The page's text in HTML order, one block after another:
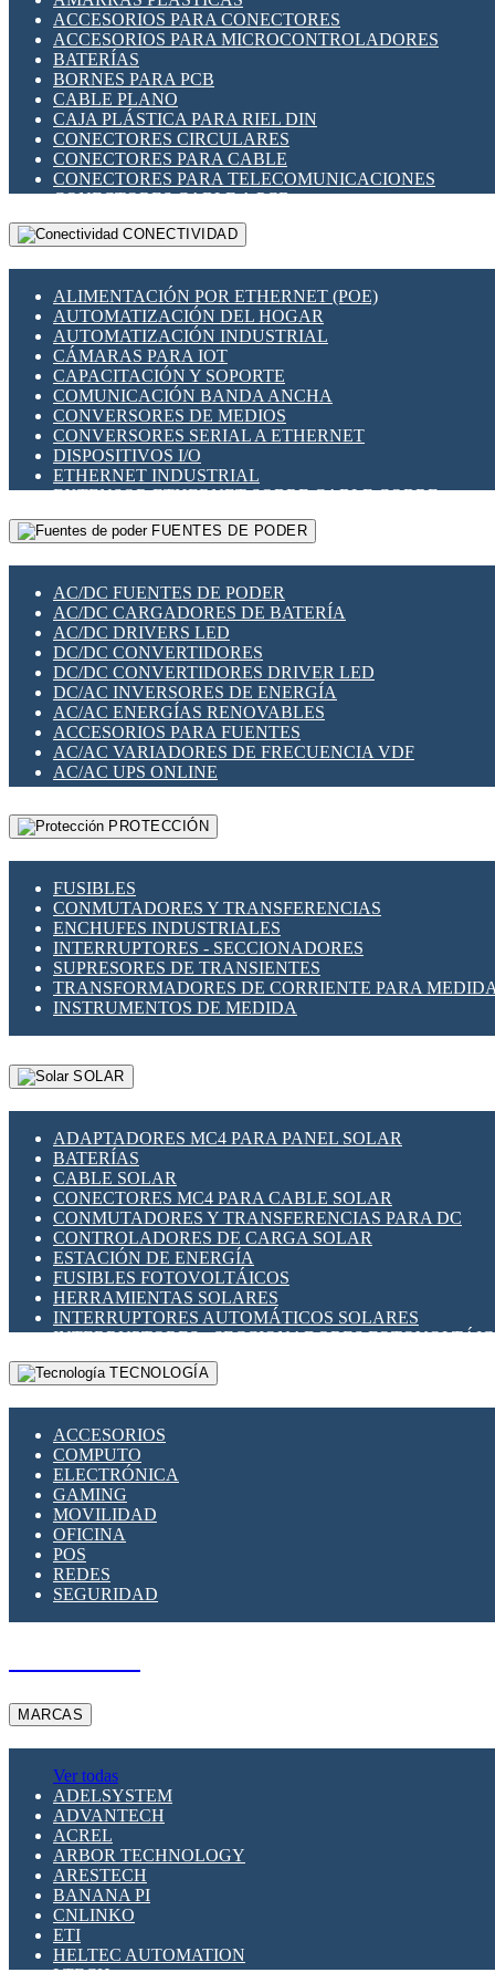
INDICADORES PARA PANEL
INTERFACES DE RELÉ
INTERRUPTORES FIN DE CARRERA
LLAVES CONMUTADORAS
MEDIDORES DE ENERGÍA Y TC'S DE CORRIENTE
MOTORES PASO A PASO
PANTALLAS HMI
PLC -CONTROLADORES LÓGICO PROGRAMABLES
PROGRAMADORES DE HORARIO
RELÉS DE PROTECCIÓN
SENSORES CAPACITIVOS
SENSORES INDUCTIVOS
TEMPORIZADORES
VARIACS
VARIADORES DE FRECUENCIA [VDF]
SECCIONADORES - INTERRUPTORES
MAQUINARIA
ACCESORIOS PARA CONECTORES
ACCESORIOS PARA MICROCONTROLADORES
BATERÍAS
BORNES PARA PCB
CABLE PLANO
CAJA PLÁSTICA PARA RIEL DIN
CONECTORES CIRCULARES
CONECTORES PARA CABLE
CONECTORES PARA TELECOMUNICACIONES
CONECTORES CABLE A PCB
CONECTORES PCB A CABLE
DIP SWITCHES
HERRAMIENTAS VARIAS
ILUMINACIÓN LED
INTERRUPTORES REED
INTERFACES DE RELÉ
OTROS RELÉS
PROTECCIÓN TÉRMICA
RELÉS AUTOMOTRICES
RELÉS DE SEÑAL
RELÉS DE ESTADO SÓLIDO SSR
RELÉS INDUSTRIALES
RELÉS MINIATURA DE POTENCIA
SENSORES MAGNÉTICOS
SWITCH Y MICROSWITCH
TARJETAS PI
UNIÓN Y DERIVACIÓN DE CABLE
CONECTIVIDAD
ALIMENTACIÓN POR ETHERNET (POE)
AUTOMATIZACIÓN DEL HOGAR
AUTOMATIZACIÓN INDUSTRIAL
CÁMARAS PARA IOT
CAPACITACIÓN Y SOPORTE
COMUNICACIÓN BANDA ANCHA
CONVERSORES DE MEDIOS
CONVERSORES SERIAL A ETHERNET
DISPOSITIVOS I/O
ETHERNET INDUSTRIAL
EXTENSOR ETHERNET SOBRE CABLE COBRE
GATEWAY LORAWAN
GESTIÓN DE REDES
PLACAS MODULARES IOT
SWITCHES Y REDES WIFI
SOLUCIONES IOT
SOLUCIONES LORAWAN
SOLUCIONES RED CELULAR
SEGURIDAD PARA REDES
SWITCHES LAN
TELEFONÍA IP (VOIP)
VIGILANCIA IP (CCTV)
MESHTASTIC
FUENTES DE PODER
AC/DC FUENTES DE PODER
AC/DC CARGADORES DE BATERÍA
AC/DC DRIVERS LED
DC/DC CONVERTIDORES
DC/DC CONVERTIDORES DRIVER LED
DC/AC INVERSORES DE ENERGÍA
AC/AC ENERGÍAS RENOVABLES
ACCESORIOS PARA FUENTES
AC/AC VARIADORES DE FRECUENCIA VDF
AC/AC UPS ONLINE
PROTECCIÓN
FUSIBLES
CONMUTADORES Y TRANSFERENCIAS
ENCHUFES INDUSTRIALES
INTERRUPTORES - SECCIONADORES
SUPRESORES DE TRANSIENTES
TRANSFORMADORES DE CORRIENTE PARA
INSTRUMENTOS DE MEDIDA
SOLAR
ADAPTADORES MC4 PARA PANEL SOLAR
BATERÍAS
CABLE SOLAR
CONECTORES MC4 PARA CABLE SOLAR
CONMUTADORES Y TRANSFERENCIAS PARA DC
CONTROLADORES DE CARGA SOLAR
ESTACIÓN DE ENERGÍA
FUSIBLES FOTOVOLTÁICOS
HERRAMIENTAS SOLARES
INTERRUPTORES AUTOMÁTICOS SOLARES
INTERRUPTORES - SECCIONADORES
MONTAJE PANEL SOLAR
PORTA FUSIBLES Y SECCIONADORES
TECNOLOGÍA
ACCESORIOS
COMPUTO
ELECTRÓNICA
GAMING
MOVILIDAD
OFICINA
POS
REDES
SEGURIDAD
MARCAS
Ver todas
ADELSYSTEM
ADVANTECH
ACREL
ARBOR TECHNOLOGY
ARESTECH
BANANA PI
CNLINKO
ETI
HELTEC AUTOMATION
LTECH